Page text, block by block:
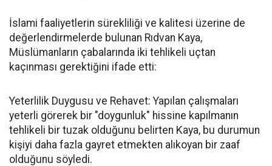
İslami faaliyetlerin sürekliliği ve kalitesi üzerine de
değerlendirmelerde bulunan Rıdvan Kaya,
Müslümanların çabalarında iki tehlikeli uçtan
kaçınması gerektiğini ifade etti:
Yeterlilik Duygusu ve Rehavet: Yapılan çalışmaları
yeterli görerek bir "doygunluk" hissine kapılmanın
tehlikeli bir tuzak olduğunu belirten Kaya, bu durumun
kişiyi daha fazla gayret etmekten alıkoyan bir zaaf
olduğunu söyledi.